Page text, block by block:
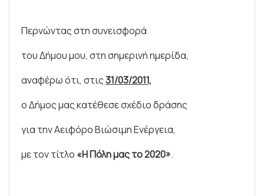
Περνώντας στη συνεισφορά
του Δήμου μου, στη σημερινή ημερίδα,
αναφέρω ότι, στις31/03/2011,
ο Δήμος μας κατέθεσε σχέδιο δράσης
για την Αειφόρο Βιώσιμη Ενέργεια,
με τον τίτλο «Η Πόλη μας το 2020».